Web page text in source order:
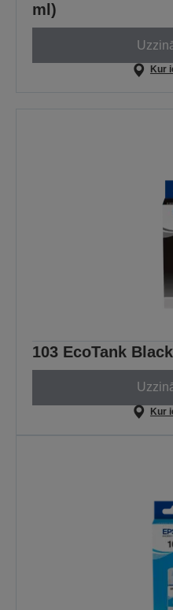
ml)
Kur
103 EcoTank
Kur